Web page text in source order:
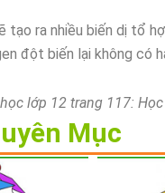
tạo ra nhiều biến dị tổ
đột biến lại không có
lớp 12 trang 117:
Mục